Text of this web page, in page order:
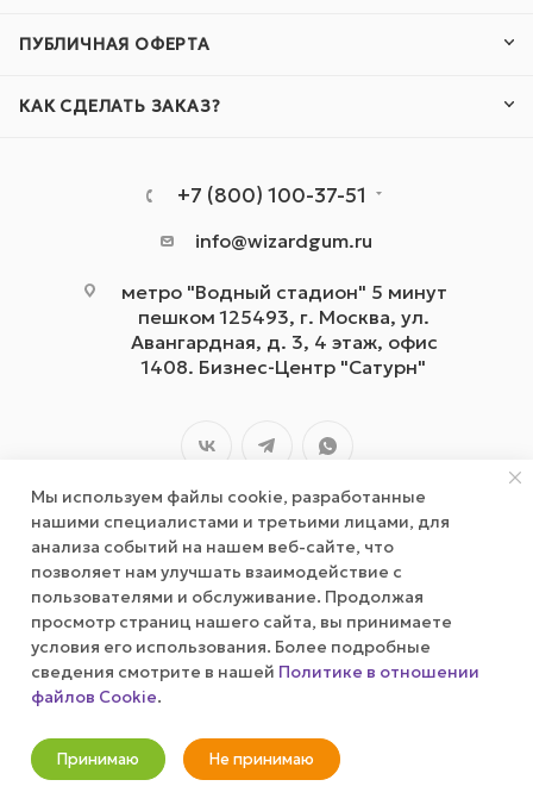
ПУБЛИЧНАЯ ОФЕРТА
КАК СДЕЛАТЬ ЗАКАЗ?
+7 (800) 100-37-51
info@wizardgum.ru
метро "Водный стадион" 5 минут
пешком 125493, г. Москва, ул.
Авангардная, д. 3, 4 этаж, офис
1408. Бизнес-Центр "Сатурн"
2026 © wizardgum.ru, 2021
Мы используем файлы cookie, разработанные
нашими специалистами и третьими лицами, для
анализа событий на нашем веб-сайте, что
позволяет нам улучшать взаимодействие с
пользователями и обслуживание. Продолжая
просмотр страниц нашего сайта, вы принимаете
условия его использования. Более подробные
сведения смотрите в нашей Политике в отношении
файлов Cookie.
Принимаю Не принимаю